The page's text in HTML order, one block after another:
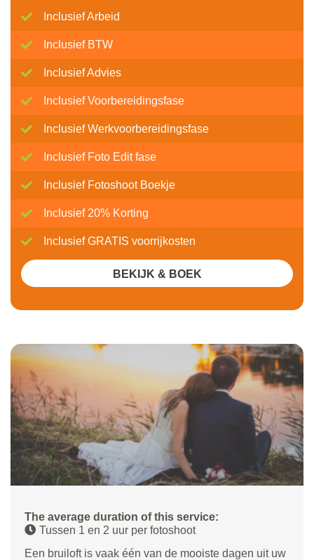
The average duration of this service:
Tussen 1 en 2 uur per fotoshoot
Een bruiloft is vaak één van de mooiste dagen uit uw
Inclusief Arbeid
Inclusief BTW
Inclusief Advies
Inclusief Voorbereidingsfase
Inclusief Werkvoorbereidingsfase
Inclusief Foto Edit fase
Inclusief Fotoshoot Boekje
Inclusief 20% Korting
Inclusief GRATIS voorrijkosten
BEKIJK & BOEK